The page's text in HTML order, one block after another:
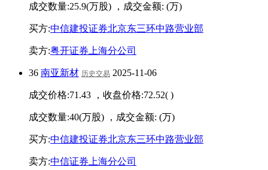
成交数量:25.9(万股) ，成交金额: (万)
买方:中信建投证券北京东三环中路营业部
卖方:粤开证券上海分公司
36 南亚新材 历史交易 2025-11-06
成交价格:71.43 ，收盘价格:72.52( )
成交数量:40(万股) ，成交金额: (万)
买方:中信建投证券北京东三环中路营业部
卖方:中信证券上海分公司